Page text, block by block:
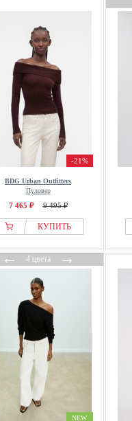
-21%
BDG Urban Outfitters
Пуловер
7 465 ₽ 9 495 ₽
КУПИТЬ
←4 цвета→
NEW